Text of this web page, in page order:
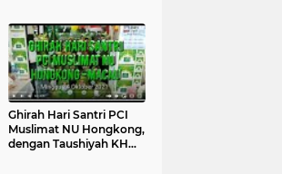
Ghirah Hari Santri PCI
Muslimat NU Hongkong,
dengan Taushiyah KH